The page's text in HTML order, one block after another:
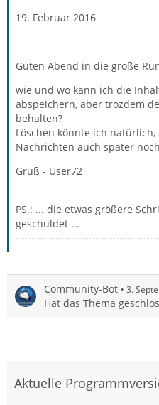
19. Februar 2016
Guten Abend in die große
wie und wo kann ich die
abspeichern, aber trozdem
behalten?
Löschen könnte ich
Nachrichten auch später
Gruß - User72
PS.: ... die etwas größere
geschuldet ...
Community-Bot 3.
Hat das Thema
Aktuelle